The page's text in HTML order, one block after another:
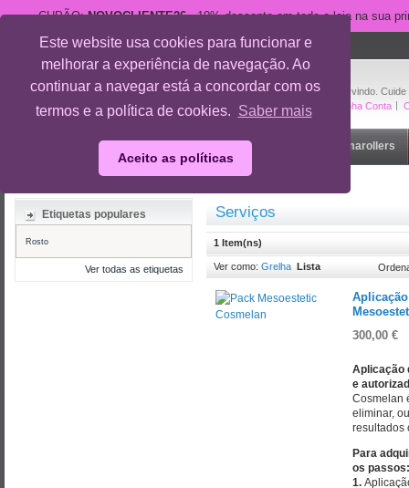
Este website usa cookies para funcionar e
melhorar a experiência de navegação. Ao
continuar a navegar está a concordar com os
termos e a política de cookies. Saber mais
Aceito as políticas
CUPÃO:NOVOCLIENTE26- 10% desconto em toda a loja na sua
Bem-vindo.
A Minha Conta
suporte@cuidedesi.pt
+351 918 595 801
Rosto Dermarollers
Serviços
1 Item(ns)
Ver como: Grelha Lista
300,00 €
Aplicação
e
Cosmelan
eliminar,
resultados
Para
os passos:
1.
Etiquetas populares
Rosto
Ver todas as etiquetas